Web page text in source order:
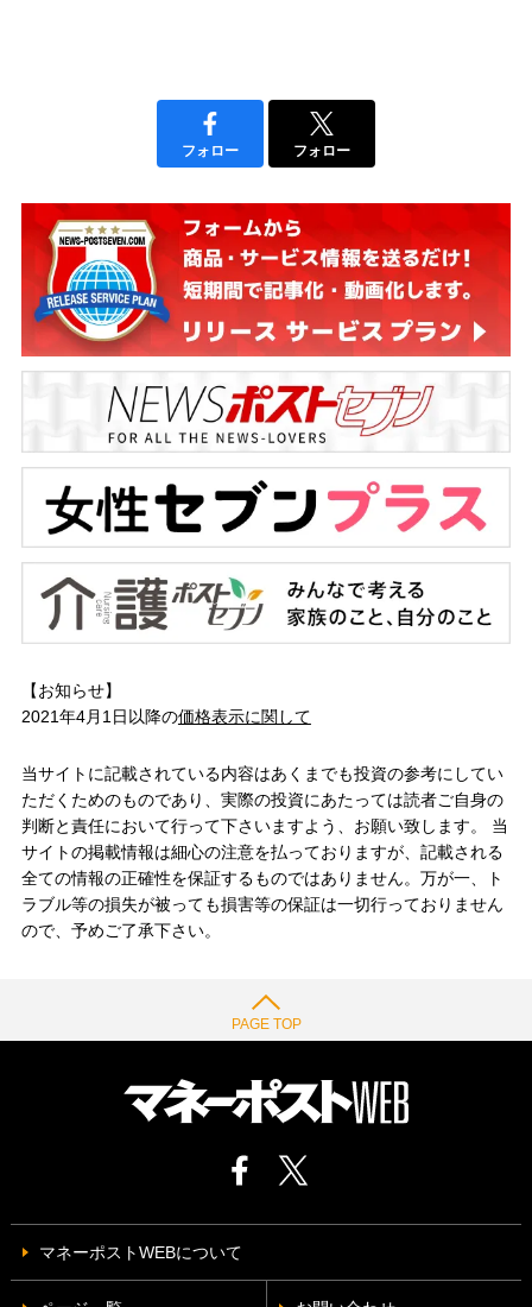
フォロー フォロー
【お知らせ】
2021年4月1日以降の価格表示に関して
当サイトに記載されている内容はあくまでも投資の参考にしてい
ただくためのものであり、実際の投資にあたっては読者ご自身の
判断と責任において行って下さいますよう、お願い致します。 当
サイトの掲載情報は細心の注意を払っておりますが、記載される
全ての情報の正確性を保証するものではありません。万が一、ト
ラブル等の損失が被っても損害等の保証は一切行っておりません
ので、予めご了承下さい。
PAGE TOP
マネーポストWEBについて